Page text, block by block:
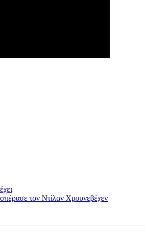
τον Ντίλαν Χρουνεβέχεν